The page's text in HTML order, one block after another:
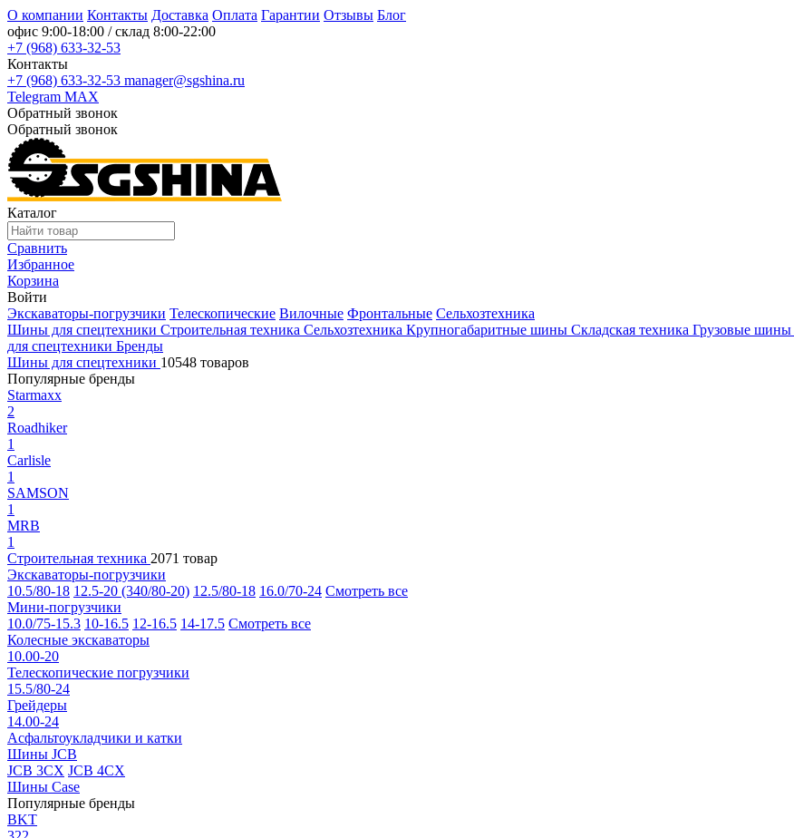
О компании Контакты Доставка Оплата Гарантии Отзывы Блог
офис 9:00-18:00 / склад 8:00-22:00
+7 (968) 633-32-53
Контакты
+7 (968) 633-32-53 manager@sgshina.ru
Telegram MAX
Обратный звонок
Обратный звонок
Каталог
Сравнить
Избранное
Корзина
Войти
Экскаваторы-погрузчики Телескопические Вилочные Фронтальные Сельхозтехника
Шины для спецтехники Строительная техника Сельхозтехника Крупногабаритные шины Складская техника Грузовые шины
для спецтехники Бренды
Шины для спецтехники 10548 товаров
Популярные бренды
Starmaxx
2
Roadhiker
1
Carlisle
1
SAMSON
1
MRB
1
Строительная техника 2071 товар
Экскаваторы-погрузчики
10.5/80-18 12.5-20 (340/80-20) 12.5/80-18 16.0/70-24 Смотреть все
Мини-погрузчики
10.0/75-15.3 10-16.5 12-16.5 14-17.5 Смотреть все
Колесные экскаваторы
10.00-20
Телескопические погрузчики
15.5/80-24
Грейдеры
14.00-24
Асфальтоукладчики и катки
Шины JCB
JCB 3CX JCB 4CX
Шины Case
Популярные бренды
BKT